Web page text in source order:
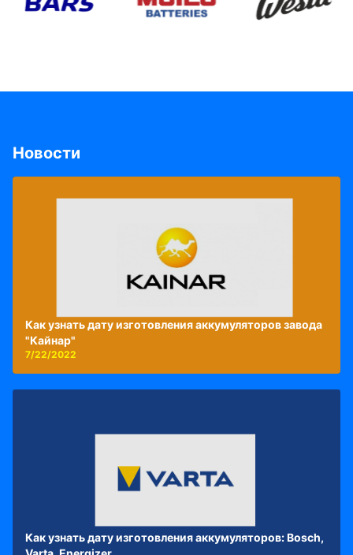
Новости
Как узнать дату изготовления аккумуляторов завода
"Кайнар"
7/22/2022
Как узнать дату изготовления аккумуляторов: Bosch,